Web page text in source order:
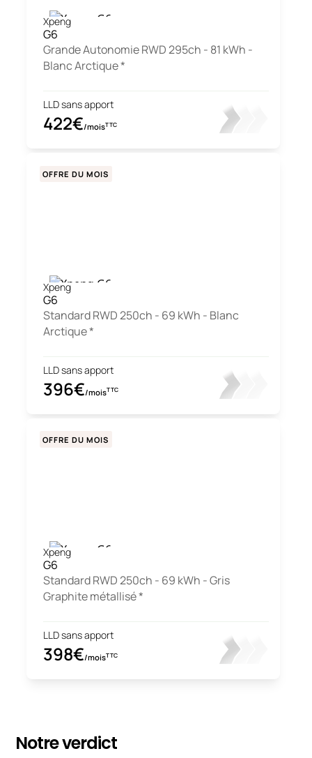
Xpeng
G6
Grande Autonomie RWD 295ch - 81 kWh -
Blanc Arctique *
LLD sans apport
422€/moisTTC
Xpeng
G6
Standard RWD 250ch - 69 kWh - Blanc
Arctique *
LLD sans apport
396€/moisTTC
OFFRE DU MOIS
Xpeng
G6
Standard RWD 250ch - 69 kWh - Gris
Graphite métallisé *
LLD sans apport
398€/moisTTC
OFFRE DU MOIS
Notre verdict